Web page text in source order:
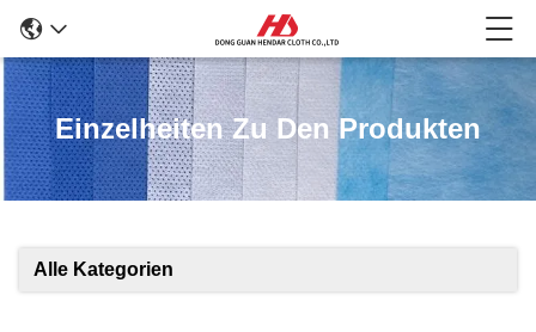
Einzelheiten Zu Den Produkten
Alle Kategorien